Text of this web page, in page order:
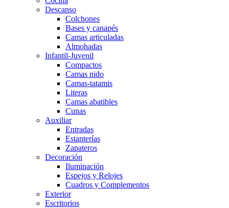
Descanso
Colchones
Bases y canapés
Camas articuladas
Almohadas
Infantil-Juvenil
Compactos
Camas nido
Camas-tatamis
Literas
Camas abatibles
Cunas
Auxiliar
Entradas
Estanterías
Zapateros
Decoración
Iluminación
Espejos y Relojes
Cuadros y Complementos
Exterior
Escritorios